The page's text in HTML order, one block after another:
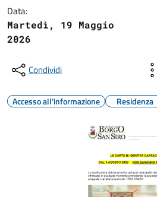
Data:
Martedì, 19 Maggio
2026
Condividi
Accesso all'informazione Residenza